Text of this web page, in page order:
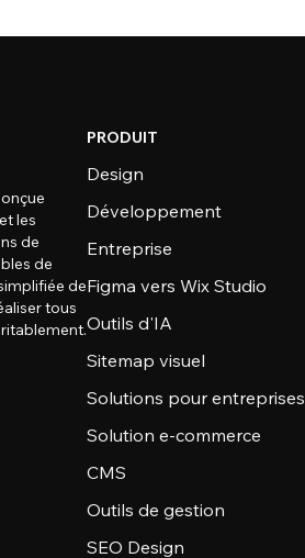
les
de
de
de
tous
PRODUIT
Design
Développement
Entreprise
Figma vers Wix Studio
Outils d'IA
Sitemap visuel
Solutions pour entreprises
Solution e-commerce
CMS
Outils de gestion
SEO Design